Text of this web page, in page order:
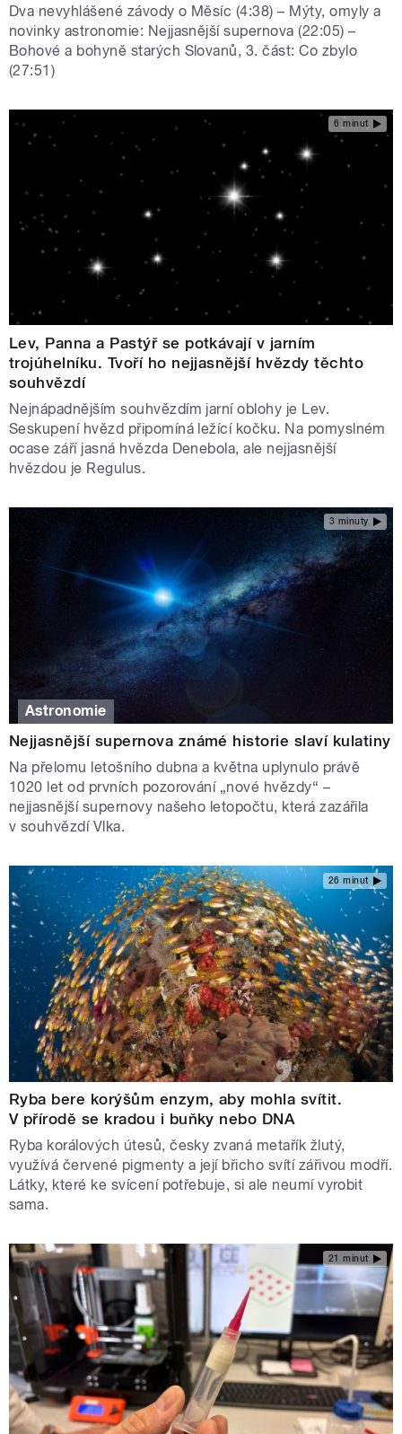
Dva nevyhlášené závody o Měsíc (4:38) – Mýty, omyly a
novinky astronomie: Nejjasnější supernova (22:05) –
Bohové a bohyně starých Slovanů, 3. část: Co zbylo
(27:51)
6 minut
Lev, Panna a Pastýř se potkávají v jarním
trojúhelníku. Tvoří ho nejjasnější hvězdy těchto
souhvězdí
Nejnápadnějším souhvězdím jarní oblohy je Lev.
Seskupení hvězd připomíná ležící kočku. Na pomyslném
ocase září jasná hvězda Denebola, ale nejjasnější
hvězdou je Regulus.
3 minuty
Astronomie
Nejjasnější supernova známé historie slaví kulatiny
Na přelomu letošního dubna a května uplynulo právě
1020 let od prvních pozorování „nové hvězdy“ –
nejjasnější supernovy našeho letopočtu, která zazářila
v souhvězdí Vlka.
26 minut
Ryba bere korýšům enzym, aby mohla svítit.
V přírodě se kradou i buňky nebo DNA
Ryba korálových útesů, česky zvaná metařík žlutý,
využívá červené pigmenty a její břicho svítí zářivou modří.
Látky, které ke svícení potřebuje, si ale neumí vyrobit
sama.
21 minut